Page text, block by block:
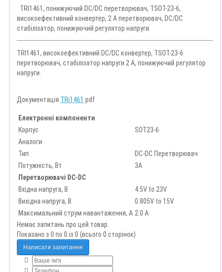
TRI1461, понижуючий DC/DC перетворювач, TSOT-23-6,
високоефективний конвертер, 2 А перетворювач, DC/DC
стабілізатор, понижуючий регулятор напруги.
TRI1461, високоефективний DC/DC конвертер, TSOT-23-6
перетворювач, стабілізатор напруги 2 А, понижуючий регулятор
напруги.
Документація TRi1461 pdf
Електронні компоненти
Корпус
SOT23-6
Аналоги
Тип
DC-DC Перетворювач
Потужність, Вт
3А
Перетворювачі DC-DC
Вхідна напруга, В
4.5V to 23V
Вихідна напруга, В
0.805V to 15V
Максимальний струм навантаження, А 2.0 А
Немає запитань про цей товар.
Показано з 0 по 0 із 0 (всього 0 сторінок)
Написати запитання